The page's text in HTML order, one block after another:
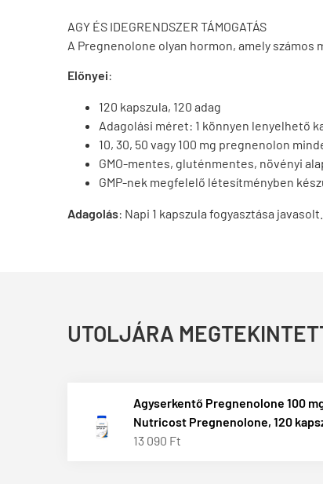
AGY ÉS IDEGRENDSZER TÁMOGATÁS
A Pregnenolone olyan hormon, amely számos
Előnyei:
120 kapszula, 120 adag
Adagolási méret: 1 könnyen lenyelhető
10, 30, 50 vagy 100 mg pregnenolon
GMO-mentes, gluténmentes, növényi
GMP-nek megfelelő létesítményben
Adagolás: Napi 1 kapszula fogyasztása javasolt.
UTOLJÁRA
Agyserkentő Pregnenolone 100
Nutricost Pregnenolone, 120
13 090 Ft